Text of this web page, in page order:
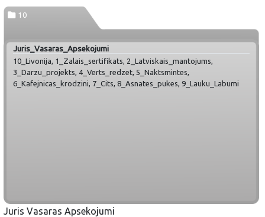
10
Juris_Vasaras_Apsekojumi
10_Livonija, 1_Zalais_sertifikats, 2_Latviskais_mantojums,
3_Darzu_projekts, 4_Verts_redzet, 5_Naktsmintes,
6_Kafejnicas_krodzini, 7_Cits, 8_Asnates_pukes, 9_Lauku_Labumi
Juris Vasaras Apsekojumi